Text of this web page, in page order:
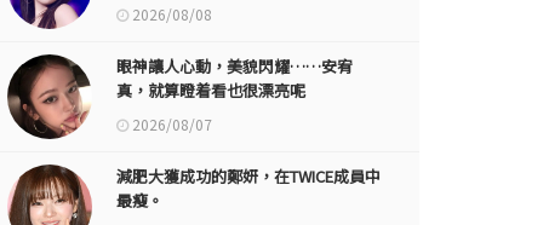
2026/08/08
眼神讓人心動，美貌閃耀……安宥
真，就算瞪着看也很漂亮呢
2026/08/07
減肥大獲成功的鄭妍，在TWICE成員中
最瘦。